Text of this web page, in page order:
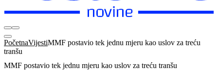
PočetnaVijestiMMF postavio tek jednu mjeru kao uslov za treću
tranšu
MMF postavio tek jednu mjeru kao uslov za treću tranšu